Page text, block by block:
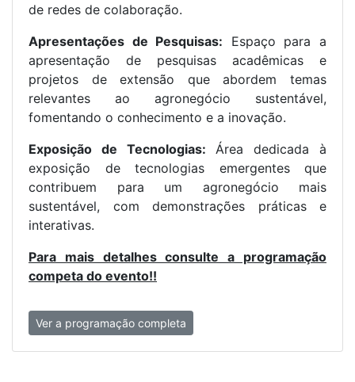
de redes de colaboração.
Apresentações de Pesquisas: Espaço para a
apresentação de pesquisas acadêmicas e
projetos de extensão que abordem temas
relevantes ao agronegócio sustentável,
fomentando o conhecimento e a inovação.
Exposição de Tecnologias: Área dedicada à
exposição de tecnologias emergentes que
contribuem para um agronegócio mais
sustentável, com demonstrações práticas e
interativas.
Para mais detalhes consulte a programação
competa do evento!!
Ver a programação completa